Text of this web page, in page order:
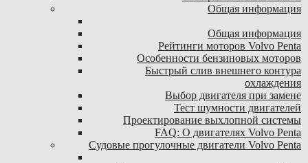
Общая информация
Общая информация
Рейтинги моторов Volvo Penta
Особенности бензиновых моторов
Быстрый слив внешнего контура
охлаждения
Выбор двигателя при замене
Тест шумности двигателей
Проектирование выхлопной системы
FAQ: О двигателях Volvo Penta
Судовые прогулочные двигатели Volvo Penta